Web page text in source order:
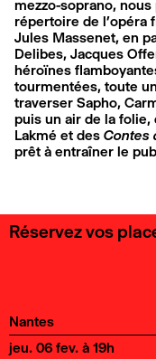
mezzo-soprano,
répertoire de l’opéra
Jules Massenet, en
Delibes, Jacques
héroïnes
tourmentées, toute
traverser Sapho,
puis un air de la
Lakmé et des Contes
prêt à entraîner le
Réservez vos
Nantes
jeu. 06 fev. à 19h